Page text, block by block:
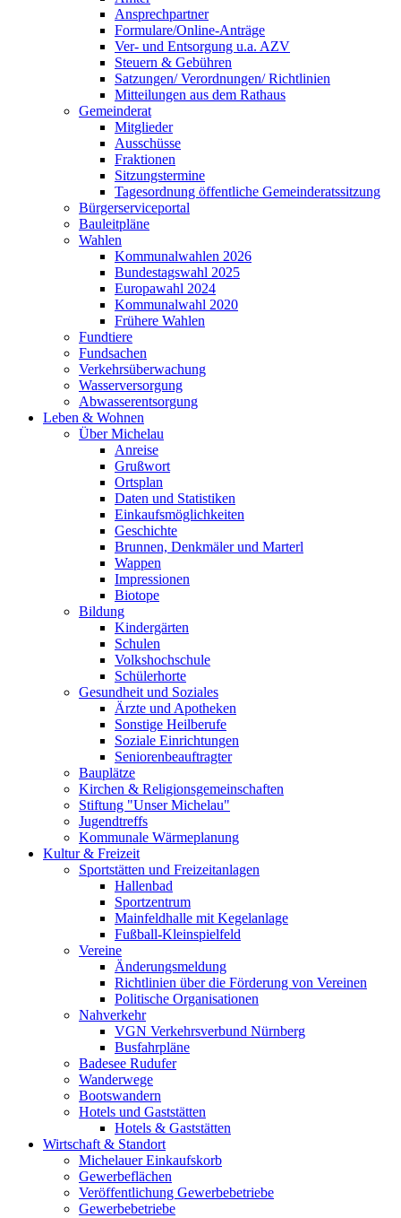
Ansprechpartner
Formulare/Online-Anträge
Ver- und Entsorgung u.a. AZV
Steuern & Gebühren
Satzungen/ Verordnungen/ Richtlinien
Mitteilungen aus dem Rathaus
Gemeinderat
Mitglieder
Ausschüsse
Fraktionen
Sitzungstermine
Tagesordnung öffentliche Gemeinderatssitzung
Bürgerserviceportal
Bauleitpläne
Wahlen
Kommunalwahlen 2026
Bundestagswahl 2025
Europawahl 2024
Kommunalwahl 2020
Frühere Wahlen
Fundtiere
Fundsachen
Verkehrsüberwachung
Wasserversorgung
Abwasserentsorgung
Leben & Wohnen
Über Michelau
Anreise
Grußwort
Ortsplan
Daten und Statistiken
Einkaufsmöglichkeiten
Geschichte
Brunnen, Denkmäler und Marterl
Wappen
Impressionen
Biotope
Bildung
Kindergärten
Schulen
Volkshochschule
Schülerhorte
Gesundheit und Soziales
Ärzte und Apotheken
Sonstige Heilberufe
Soziale Einrichtungen
Seniorenbeauftragter
Bauplätze
Kirchen & Religionsgemeinschaften
Stiftung "Unser Michelau"
Jugendtreffs
Kommunale Wärmeplanung
Kultur & Freizeit
Sportstätten und Freizeitanlagen
Hallenbad
Sportzentrum
Mainfeldhalle mit Kegelanlage
Fußball-Kleinspielfeld
Vereine
Änderungsmeldung
Richtlinien über die Förderung von Vereinen
Politische Organisationen
Nahverkehr
VGN Verkehrsverbund Nürnberg
Busfahrpläne
Badesee Rudufer
Wanderwege
Bootswandern
Hotels und Gaststätten
Hotels & Gaststätten
Wirtschaft & Standort
Michelauer Einkaufskorb
Gewerbeflächen
Veröffentlichung Gewerbebetriebe
Gewerbebetriebe